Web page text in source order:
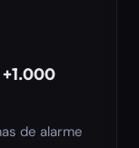
de alarme